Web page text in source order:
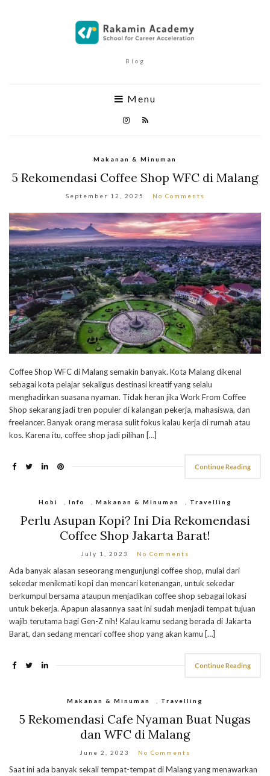
Blog
Menu
Makanan & Minuman
5 Rekomendasi Coffee Shop WFC di Malang
September 12, 2025 No Comments
Coffee Shop WFC di Malang semakin banyak. Kota Malang dikenal
sebagai kota pelajar sekaligus destinasi kreatif yang selalu
menghadirkan suasana nyaman. Tidak heran jika Work From Coffee
Shop sekarang jadi tren populer di kalangan pekerja, mahasiswa, dan
freelancer. Banyak orang merasa sulit fokus kalau kerja di rumah atau
kos. Karena itu, coffee shop jadi pilihan […]
Continue Reading
Hobi Info Makanan & Minuman Travelling
Perlu Asupan Kopi? Ini Dia Rekomendasi
Coffee Shop Jakarta Barat!
July 1, 2023 No Comments
Ada banyak alasan seseorang mengunjungi coffee shop, mulai dari
sekedar menikmati kopi dan mencari ketenangan, untuk sekedar
berkumpul bersama ataupun menjadikan coffee shop sebagai lokasi
untuk bekerja. Apapun alasannya saat ini sudah menjadi tempat tujuan
wajib terutama bagi Gen-Z nih! Kalau kamu sedang berada di Jakarta
Barat, dan sedang mencari coffee shop yang akan kamu […]
Continue Reading
Makanan & Minuman Travelling
5 Rekomendasi Cafe Nyaman Buat Nugas
dan WFC di Malang
June 2, 2023 No Comments
Saat ini ada banyak sekali tempat-tempat di Malang yang menawarkan